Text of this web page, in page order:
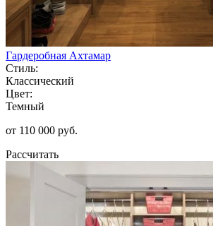
Гардеробная Ахтамар
Стиль:
Классический
Цвет:
Темный
от 110 000 руб.
Рассчитать